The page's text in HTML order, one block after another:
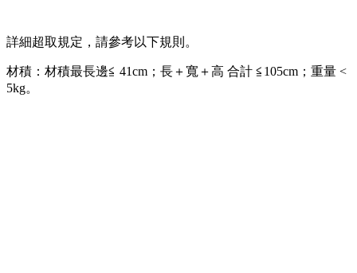
詳細超取規定，請參考以下規則。
材積：材積最長邊≦ 41cm；長＋寬＋高 合計 ≦105cm；重量 <
5kg。